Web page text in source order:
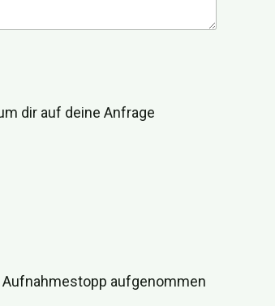
dir auf deine Anfrage
Aufnahmestopp aufgenommen